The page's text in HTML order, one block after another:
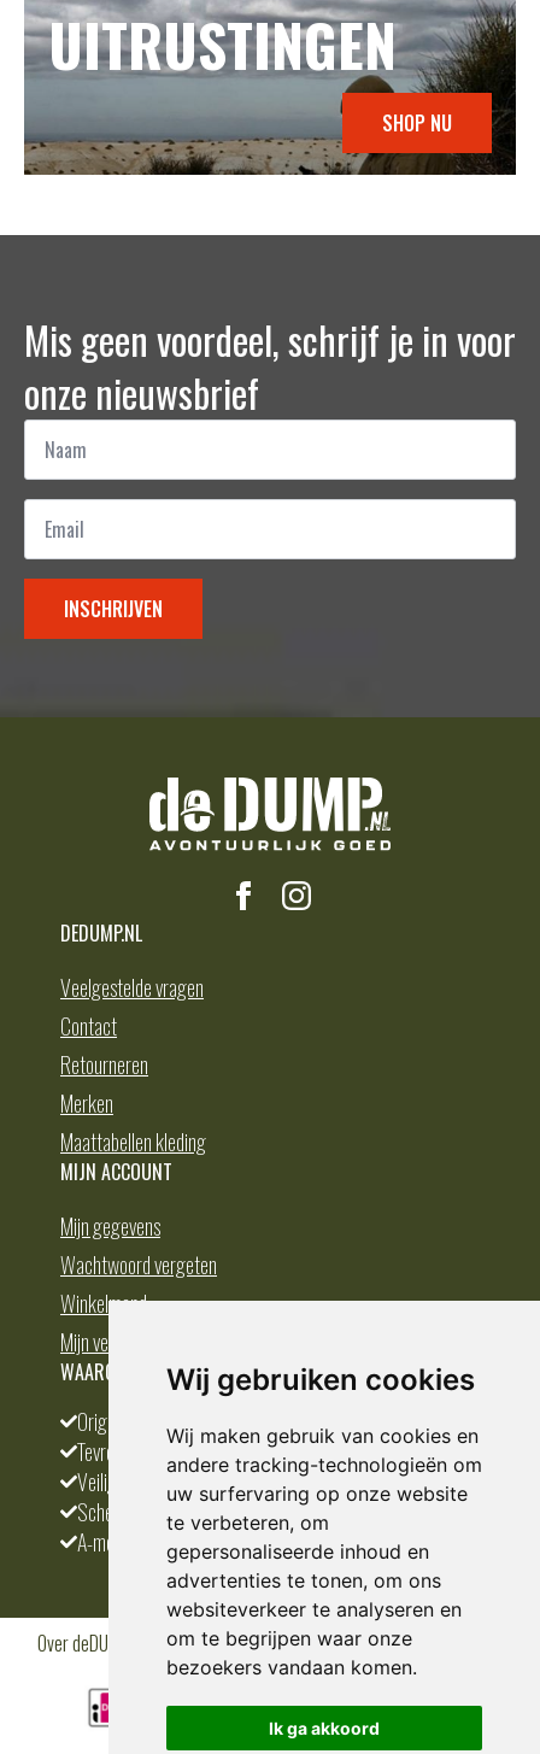
Wij gebruiken cookies
Wij maken gebruik van cookies en
andere tracking-technologieën om
uw surfervaring op onze website
te verbeteren, om
gepersonaliseerde inhoud en
advertenties te tonen, om ons
websiteverkeer te analyseren en
om te begrijpen waar onze
bezoekers vandaan komen.
Ik ga akkoord
UITRUSTINGEN
SHOP NU
Mis geen voordeel, schrijf je in voor
onze nieuwsbrief
Naam
Email
INSCHRIJVEN
DEDUMP.NL
Veelgestelde vragen
Contact
Retourneren
Merken
Maattabellen kleding
MIJN ACCOUNT
Mijn gegevens
Wachtwoord vergeten
Winkelmand
Mijn verlanglijst
WAAROM BESTELLEN BIJ DEDUMP.NL
Origineel en divers
Tevreden klanten
Veilig betalen
Scherpste prijs
A-merken
Over deDUMP.nl Algemene voorwaardenPrivacy PolicyKlantenservice
CookiesBlogs